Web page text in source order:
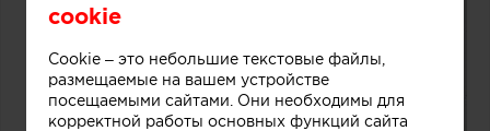
cookie
Cookie – это небольшие текстовые файлы,
размещаемые на вашем устройстве
посещаемыми сайтами. Они необходимы для
корректной работы основных функций сайта